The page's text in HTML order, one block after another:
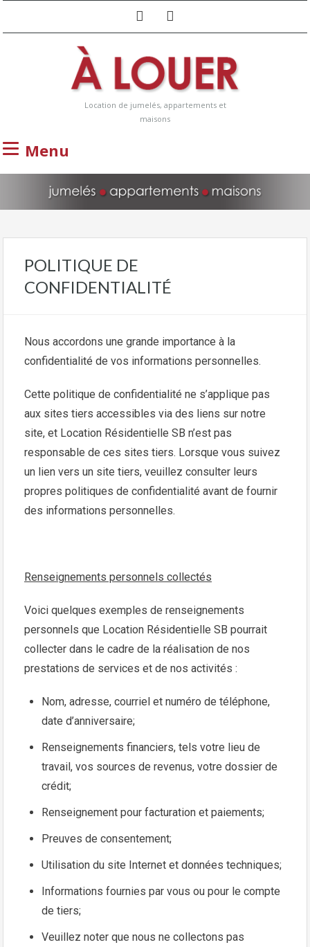
Location de jumelés, appartements et
maisons
Menu
POLITIQUE DE
CONFIDENTIALITÉ
Nous accordons une grande importance à la
confidentialité de vos informations personnelles.
Cette politique de confidentialité ne s’applique pas
aux sites tiers accessibles via des liens sur notre
site, et Location Résidentielle SB n’est pas
responsable de ces sites tiers. Lorsque vous suivez
un lien vers un site tiers, veuillez consulter leurs
propres politiques de confidentialité avant de fournir
des informations personnelles.
Renseignements personnels collectés
Voici quelques exemples de renseignements
personnels que Location Résidentielle SB pourrait
collecter dans le cadre de la réalisation de nos
prestations de services et de nos activités :
Nom, adresse, courriel et numéro de téléphone,
date d’anniversaire;
Renseignements financiers, tels votre lieu de
travail, vos sources de revenus, votre dossier de
crédit;
Renseignement pour facturation et paiements;
Preuves de consentement;
Utilisation du site Internet et données techniques;
Informations fournies par vous ou pour le compte
de tiers;
Veuillez noter que nous ne collectons pas